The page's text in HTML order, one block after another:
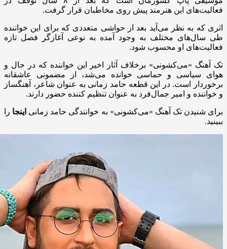
فعالیت‌های این هنرمند پیش روی مخاطبان قرار گرفت.
اثری که به نظر می‌آید بعد از حواشی متعددی که برای این خواننده
طی سال‌های مختلف به وجود آمده به نوعی آغازگر فصل تازه
فعالیت‌های او محسوب شود.
تک آهنگ «می‌کشونی» برخلاف آثار اخیر این خواننده که در حال و
هوای سیاسی و حماسی خوانده می‌شد، از مضمونی عاشقانه
برخوردار است. در این قطعه حامد زمانی به عنوان شاعر، آهنگساز
و خواننده و امیر جمال‌فرد به عنوان تنظیم کننده حضور دارند.
برای شنیدن تک آهنگ «می‌کشونی» به خوانندگی حامد زمانی اینجا را
ببینید.